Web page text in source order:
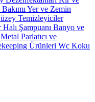
Yer ve Zemin
Temizleyiciler
Halı Şampuanı Banyo ve
Metal Parlatıcı ve
Ürünleri Wc Koku